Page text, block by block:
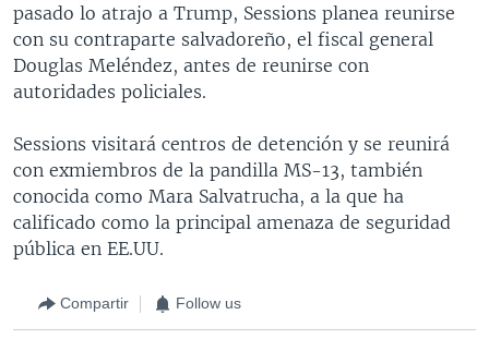
pasado lo atrajo a Trump, Sessions planea reunirse
con su contraparte salvadoreño, el fiscal general
Douglas Meléndez, antes de reunirse con
autoridades policiales.
Sessions visitará centros de detención y se reunirá
con exmiembros de la pandilla MS-13, también
conocida como Mara Salvatrucha, a la que ha
calificado como la principal amenaza de seguridad
pública en EE.UU.
Compartir Follow us